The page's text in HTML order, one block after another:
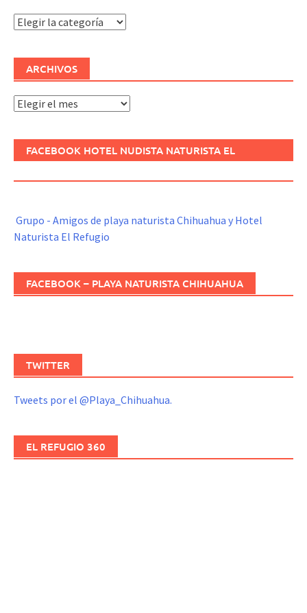
Categorías
ARCHIVOS
Archivos
FACEBOOK HOTEL NUDISTA NATURISTA EL
Grupo - Amigos de playa naturista Chihuahua y Hotel
Naturista El Refugio
FACEBOOK – PLAYA NATURISTA CHIHUAHUA
TWITTER
Tweets por el @Playa_Chihuahua.
EL REFUGIO 360